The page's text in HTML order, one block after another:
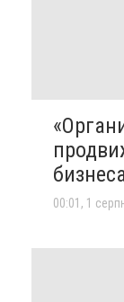
00:01, 1